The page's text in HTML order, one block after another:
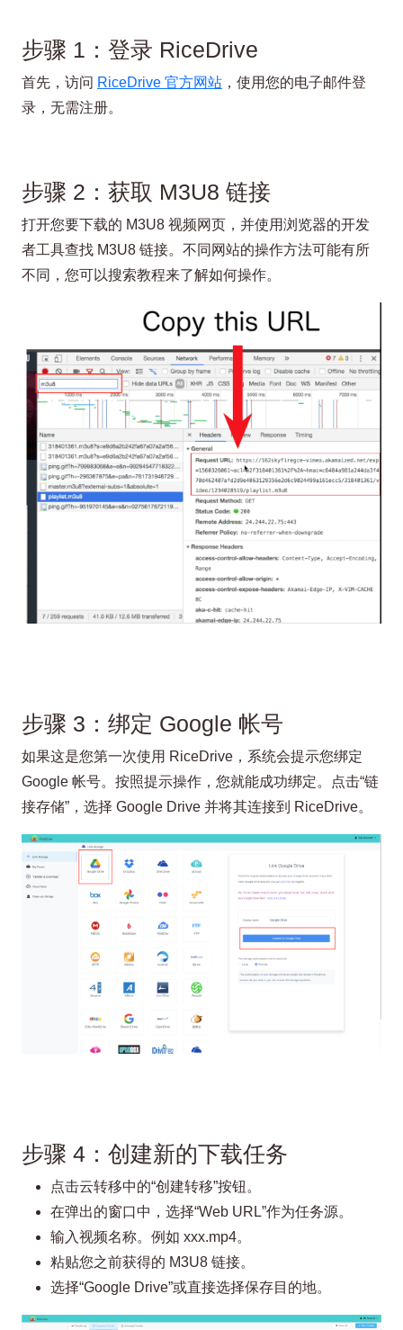
步骤 1：登录 RiceDrive
首先，访问 RiceDrive 官方网站 ，使用您的电子邮件登
录，无需注册。
步骤 2：获取 M3U8 链接
打开您要下载的 M3U8 视频网页，并使用浏览器的开发
者工具查找 M3U8 链接。不同网站的操作方法可能有所
不同，您可以搜索教程来了解如何操作。
步骤 3：绑定 Google 帐号
如果这是您第一次使用 RiceDrive，系统会提示您绑定
Google 帐号。按照提示操作，您就能成功绑定。点击“链
接存储”，选择 Google Drive 并将其连接到 RiceDrive。
步骤 4：创建新的下载任务
点击云转移中的“创建转移”按钮。
在弹出的窗口中，选择“Web URL”作为任务源。
输入视频名称。例如 xxx.mp4。
粘贴您之前获得的 M3U8 链接。
选择“Google Drive”或直接选择保存目的地。